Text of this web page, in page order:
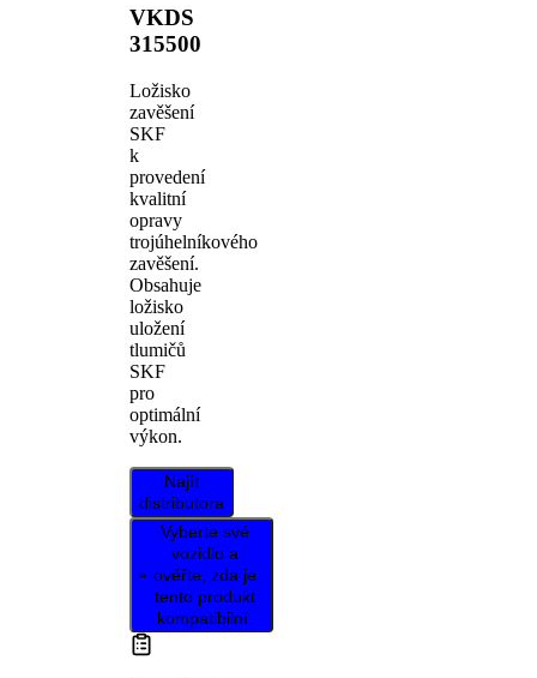
VKDS
315500
Ložisko
zavěšení
SKF
k
provedení
kvalitní
opravy
trojúhelníkového
zavěšení.
Obsahuje
ložisko
uložení
tlumičů
SKF
pro
optimální
výkon.
Najít
distributora
Vyberte své
vozidlo a
ověřte, zda je
tento produkt
kompatibilní.